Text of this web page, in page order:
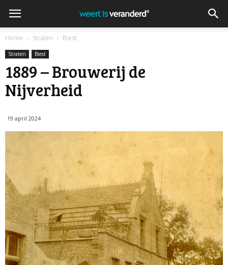
Home Straten Biest
Straten Biest
1889 – Brouwerij de
Nijverheid
19 april 2024